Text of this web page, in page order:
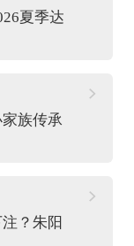
夏季达
族传承
？朱阳